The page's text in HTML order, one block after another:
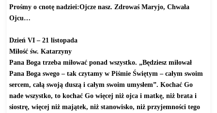
Prośmy o cnotę nadziei:Ojcze nasz. Zdrowaś Maryjo, Chwała
Ojcu…
Dzień VI – 21 listopada
Miłość św. Katarzyny
Pana Boga trzeba miłować ponad wszystko. „Będziesz miłował
Pana Boga swego – tak czytamy w Piśmie Świętym – całym swoim
sercem, całą swoją duszą i całym swoim umysłem”. Kochać Go
nade wszystko, to kochać Go więcej niż ojca i matkę, niż brata i
siostrę, więcej niż majątek, niż stanowisko, niż przyjemności tego